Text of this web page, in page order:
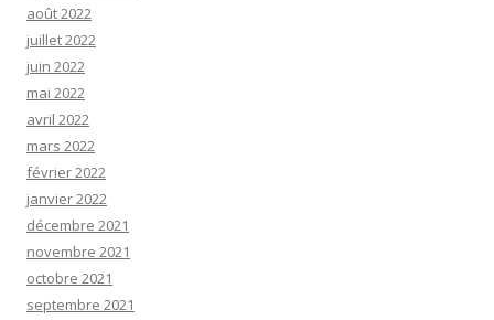
août 2022
juillet 2022
juin 2022
mai 2022
avril 2022
mars 2022
février 2022
janvier 2022
décembre 2021
novembre 2021
octobre 2021
septembre 2021